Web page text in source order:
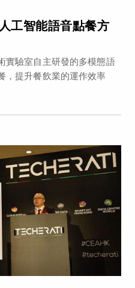
工智能語音點餐方
實驗室自主研發的多模態語
，提升餐飲業的運作效率